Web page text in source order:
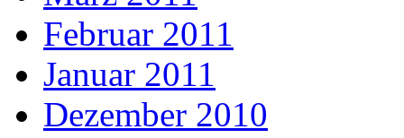
Februar 2011
Januar 2011
Dezember 2010